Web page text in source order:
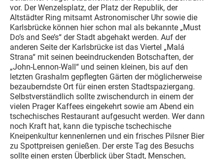
vor. Der Wenzelsplatz, der Platz der Republik, der
Altstädter Ring mitsamt Astronomischer Uhr sowie die
Karlsbrücke können hier schon mal als bekannte „Must
Do’s and See’s“ der Stadt abgehakt werden. Auf der
anderen Seite der Karlsbrücke ist das Viertel „Malá
Strana“ mit seinen beeindruckenden Botschaften, der
„John-Lennon-Wall“ und seinen kleinen, bis auf den
letzten Grashalm gepflegten Gärten der möglicherweise
bezauberndste Ort für einen ersten Stadtspaziergang.
Selbstverständlich sollte zwischendurch in einem der
vielen Prager Kaffees eingekehrt sowie am Abend ein
tschechisches Restaurant aufgesucht werden. Wer dann
noch Kraft hat, kann die typische tschechische
Kneipenkultur kennenlernen und ein frisches Pilsner Bier
zu Spottpreisen genießen. Der erste Tag des Besuchs
sollte einen ersten Überblick über Stadt, Menschen,